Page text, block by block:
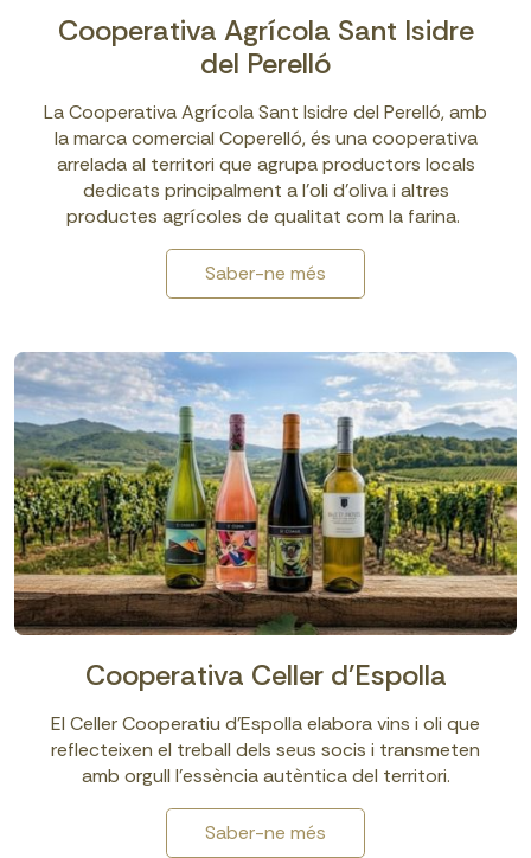
Cooperativa Agrícola Sant Isidre
del Perelló
La Cooperativa Agrícola Sant Isidre del Perelló, amb
la marca comercial Coperelló, és una cooperativa
arrelada al territori que agrupa productors locals
dedicats principalment a l’oli d’oliva i altres
productes agrícoles de qualitat com la farina.
Saber-ne més
Cooperativa Celler d'Espolla
El Celler Cooperatiu d’Espolla elabora vins i oli que
reflecteixen el treball dels seus socis i transmeten
amb orgull l’essència autèntica del territori.
Saber-ne més